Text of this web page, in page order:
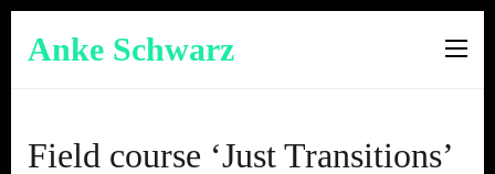
Anke Schwarz
Field course ‘Just Transitions’